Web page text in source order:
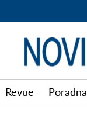
Revue Poradna